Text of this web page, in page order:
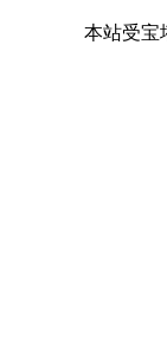
本站受宝